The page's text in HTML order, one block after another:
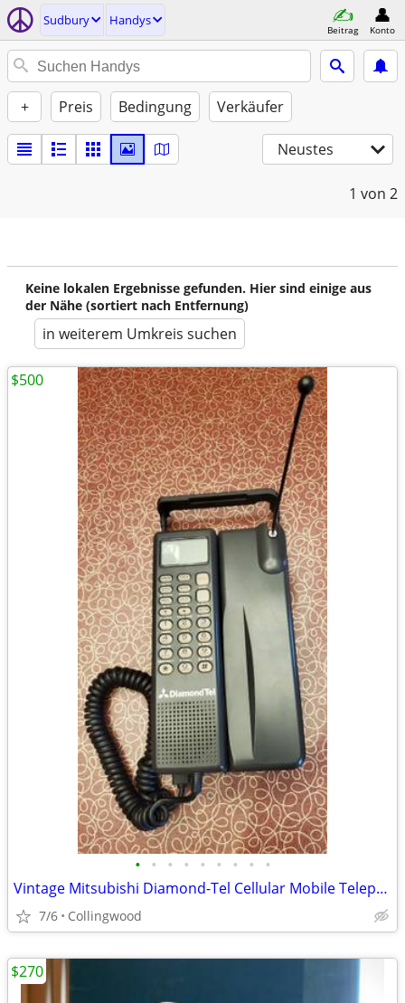
Sudbury Handys
Beitrag Konto
+ Preis Bedingung Verkäufer
Neustes
1 von 2
Keine lokalen Ergebnisse gefunden. Hier sind einige aus
der Nähe (sortiert nach Entfernung)
in weiterem Umkreis suchen
• • • • • • • • •
Vintage Mitsubishi Diamond-Tel Cellular Mobile Telephone Model MESA95
7/6 Collingwood
$500
$270